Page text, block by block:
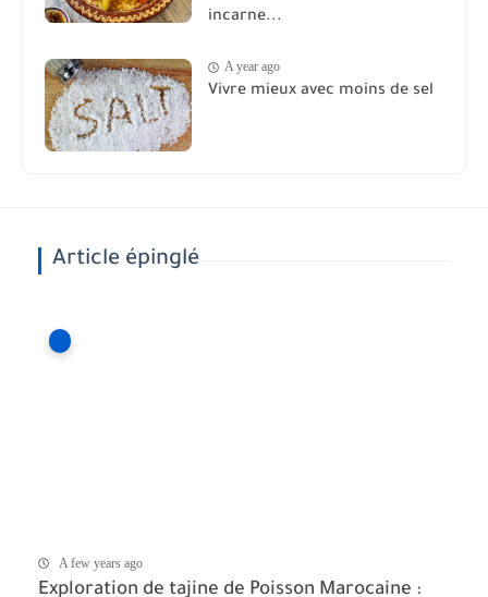
incarne...
A year ago
Vivre mieux avec moins de sel
Article épinglé
A few years ago
Exploration de tajine de Poisson Marocaine :